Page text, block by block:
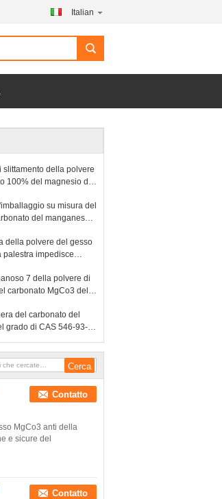
Italian
search
slittamento della polvere
100% del magnesio del
su misura del
del manganese
della polvere del gesso
palestra impedisce
7 della polvere di
carbonato MgCo3 del
del carbonato del
grado di CAS 546-93-0
Contatto
MgCo3 anti della
e sicure del
Contatto